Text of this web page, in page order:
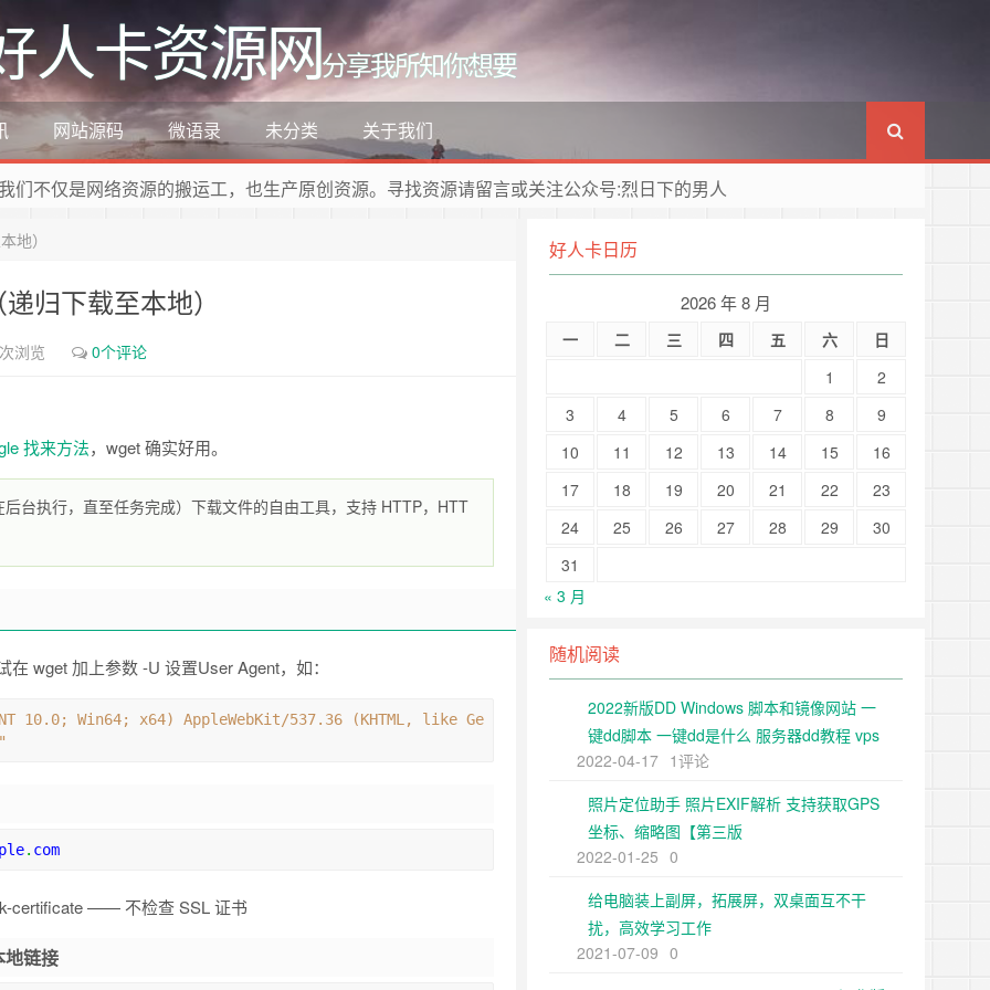
人卡资源网分享我所知你想要
网站源码 微语录 未分类 关于我们
们不仅是网络资源的搬运工，也生产原创资源。寻找资源请留言或关注公众号:烈日下的男人
地）
归下载至本地）
浏览 0个评论
找来方法，wget 确实好用。
台执行，直至任务完成）下载文件的自由工具，支持 HTTP，HTT
wget 加上参数 -U 设置User Agent，如：
10.0; Win64; x64) AppleWebKit/537.36 (KHTML, like Ge
. com
certificate —— 不检查 SSL 证书
地链接
好人卡日历
2026 年 8 月
一 二 三 四 五 六
日
1
2
3
4 5 6 7 8
9
10
11 12 13 14 15
16
17
18 19 20 21 22
23
24
25 26 27 28 29
30
31
« 3 月
随机阅读
2022新版DD Windows 脚本和镜像网站 一
键dd脚本 一键dd是什么 服务器dd教程 vps
一键DD教程 一键dd视个频
2022-04-17 1评论
照片定位助手 照片EXIF解析 支持获取GPS
坐标、缩略图【第三版
2022-01-25 0
给电脑装上副屏，拓展屏，双桌面互不干
扰，高效学习工作
2021-07-09 0